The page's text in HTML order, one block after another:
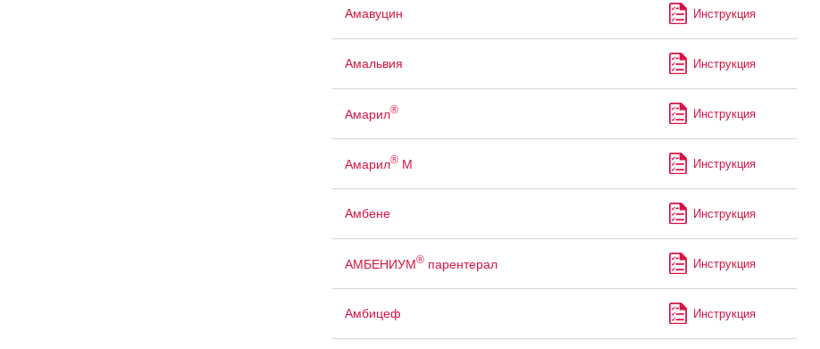
Амавуцин Инструкция
Амальвия Инструкция
Амарил® Инструкция
Амарил®М Инструкция
Амбене Инструкция
АМБЕНИУМ®парентерал Инструкция
Амбицеф Инструкция